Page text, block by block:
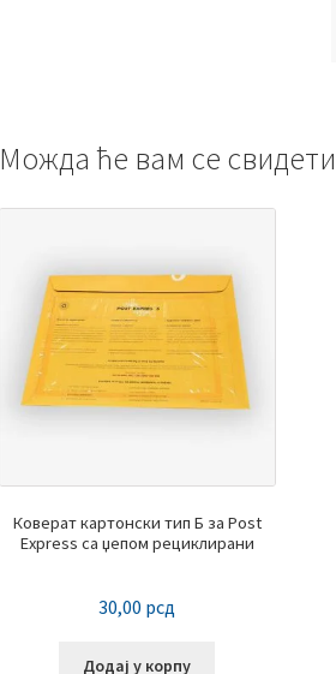
Можда ће вам се
Коверат картонски тип Б за Post
Express са џепом рециклирани
30,00 рсд
Додај у корпу